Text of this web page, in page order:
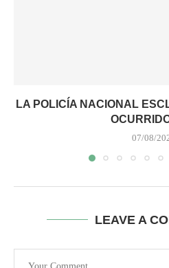
LA POLICÍA NACIONAL
07/08/
LEAVE A